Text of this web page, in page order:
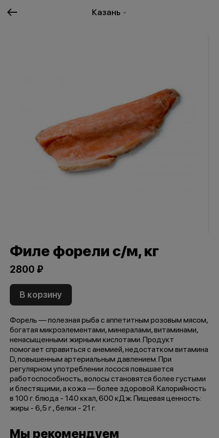
Казань
Филе форели с/м, кг
2800 ₽
В корзину
Форель — полезная рыба с аппетитным розовым мясом,
богатая микроэлементами, минералами, витаминами,
ненасыщенными жирными кислотами. Продукт
помогает справиться с анемией, недостатком витамина
D, повышенным артериальным давлением. При
регулярном употреблении лосося повышается
работоспособность, волосы становятся более густыми
и блестящими, а кожа — более здоровой. Калорийность
в 100 г. блюда - 140 ккал, 600 кДж. Пищевая ценность:
жиры - 6,5 г., белки - 21 г.
Мы рекомендуем